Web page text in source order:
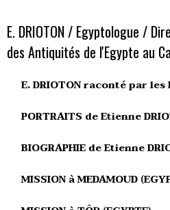
E. DRIOTON / Egyptologue /
des Antiquités de l'Egypte au
E. DRIOTON raconté par les
PORTRAITS de Etienne
BIOGRAPHIE de Etienne
MISSION à MEDAMOUD